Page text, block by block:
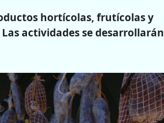
hortícolas, frutícolas y
actividades se desarrollarán